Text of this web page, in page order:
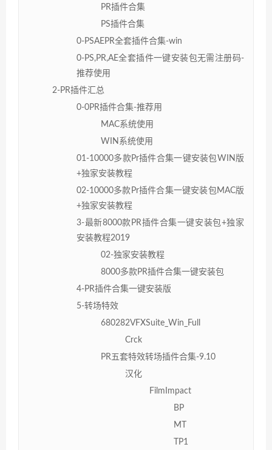
PR插件合集
PS插件合集
0-PSAEPR全套插件合集-win
0-PS,PR,AE全套插件一键安装包无需注册码-
推荐使用
2-PR插件汇总
0-0PR插件合集-推荐用
MAC系统使用
WIN系统使用
01-10000多款Pr插件合集一键安装包WIN版
+独家安装教程
02-10000多款Pr插件合集一键安装包MAC版
+独家安装教程
3-最新8000款PR插件合集一键安装包+独家
安装教程2019
02-独家安装教程
8000多款PR插件合集一键安装包
4-PR插件合集一键安装版
5-转场特效
680282VFXSuite_Win_Full
Crck
PR五套特效转场插件合集-9.10
汉化
FilmImpact
BP
MT
TP1